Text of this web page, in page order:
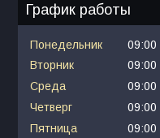
График работы
Понедельник 09:00
Вторник
09:00
Среда
09:00
Четверг
09:00
Пятница
09:00